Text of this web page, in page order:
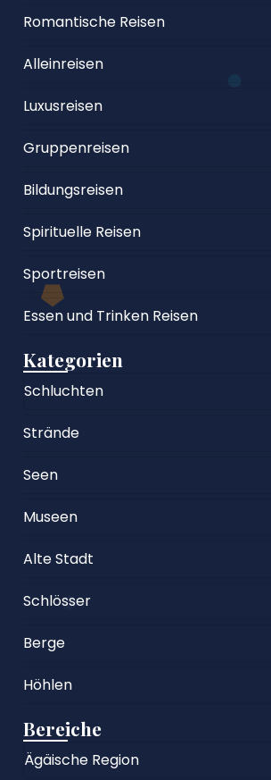
Romantische Reisen
Alleinreisen
Luxusreisen
Gruppenreisen
Bildungsreisen
Spirituelle Reisen
Sportreisen
Essen und Trinken Reisen
Kategorien
Schluchten
Strände
Seen
Museen
Alte Stadt
Schlösser
Berge
Höhlen
Bereiche
Ägäische Region